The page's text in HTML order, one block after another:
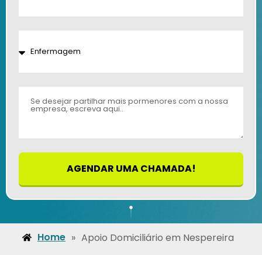
AGENDAR UMA CHAMADA!
Home » Apoio Domiciliário em Nespereira